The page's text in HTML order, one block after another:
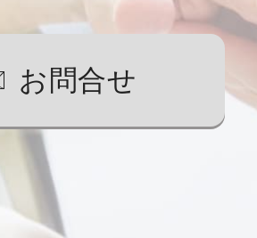
お問合せ